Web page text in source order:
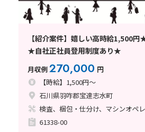
【紹介案件】嬉しい高時給1,500
★自社正社員登用制度あり★
月収例270,000 円
【時給】1,500円～
石川県羽咋郡宝達志水町
検査、梱包・仕分け、マシンオペ
61338-00